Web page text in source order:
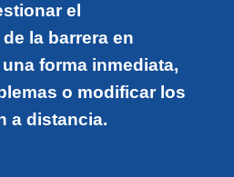
el
la barrera en
forma inmediata,
o modificar los
a distancia.